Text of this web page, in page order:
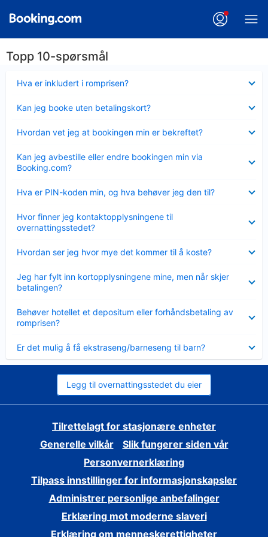
Topp 10-spørsmål
Hva er inkludert i romprisen?
mindre
Kan jeg booke uten betalingskort?
mindre
Hvordan vet jeg at bookingen min er bekreftet?
mindre
Kan jeg avbestille eller endre bookingen min via
Booking.com?
mindre
Hva er PIN-koden min, og hva behøver jeg den til?
mindre
Hvor finner jeg kontaktopplysningene til
overnattingsstedet?
mindre
Hvordan ser jeg hvor mye det kommer til å koste?
mindre
Jeg har fylt inn kortopplysningene mine, men når skjer
betalingen?
mindre
Behøver hotellet et depositum eller forhåndsbetaling av
romprisen?
mindre
Er det mulig å få ekstraseng/barneseng til barn?
mindre
Legg til overnattingsstedet du eier
Tilrettelagt for stasjonære enheter
Generelle vilkår
Slik fungerer siden vår
Personvernerklæring
Tilpass innstillinger for informasjonskapsler
Administrer personlige anbefalinger
Erklæring mot moderne slaveri
Erklæring om menneskerettigheter